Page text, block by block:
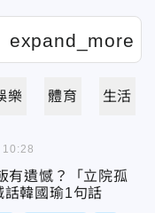
樂 體育 生活
有遺憾？「立院孤
話韓國瑜1句話
10:28